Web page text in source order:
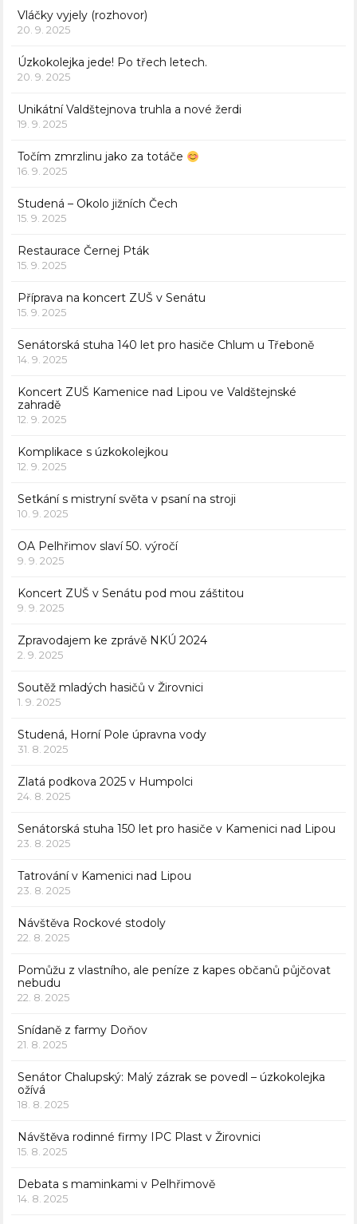
Vláčky vyjely (rozhovor)
20. 9. 2025
Úzkokolejka jede! Po třech letech.
20. 9. 2025
Unikátní Valdštejnova truhla a nové žerdi
19. 9. 2025
Točím zmrzlinu jako za totáče
16. 9. 2025
Studená – Okolo jižních Čech
15. 9. 2025
Restaurace Černej Pták
15. 9. 2025
Příprava na koncert ZUŠ v Senátu
15. 9. 2025
Senátorská stuha 140 let pro hasiče Chlum u Třeboně
14. 9. 2025
Koncert ZUŠ Kamenice nad Lipou ve Valdštejnské
zahradě
12. 9. 2025
Komplikace s úzkokolejkou
12. 9. 2025
Setkání s mistryní světa v psaní na stroji
10. 9. 2025
OA Pelhřimov slaví 50. výročí
9. 9. 2025
Koncert ZUŠ v Senátu pod mou záštitou
9. 9. 2025
Zpravodajem ke zprávě NKÚ 2024
2. 9. 2025
Soutěž mladých hasičů v Žirovnici
1. 9. 2025
Studená, Horní Pole úpravna vody
31. 8. 2025
Zlatá podkova 2025 v Humpolci
24. 8. 2025
Senátorská stuha 150 let pro hasiče v Kamenici nad Lipou
23. 8. 2025
Tatrování v Kamenici nad Lipou
23. 8. 2025
Návštěva Rockové stodoly
22. 8. 2025
Pomůžu z vlastního, ale peníze z kapes občanů půjčovat
nebudu
22. 8. 2025
Snídaně z farmy Doňov
21. 8. 2025
Senátor Chalupský: Malý zázrak se povedl – úzkokolejka
ožívá
18. 8. 2025
Návštěva rodinné firmy IPC Plast v Žirovnici
15. 8. 2025
Debata s maminkami v Pelhřimově
14. 8. 2025